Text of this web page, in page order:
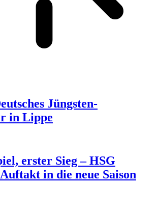
Jüngsten-
in Lippe
erster Sieg – HSG
in die neue Saison